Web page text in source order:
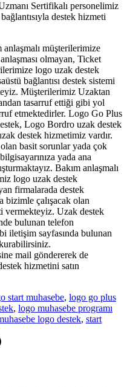
Sertifikalı personelimiz
destek hizmeti
müşterilerimize
olmayan, Ticket
logo uzak destek
bağlantısı destek sistemi
Müşterilerimiz Uzaktan
tasarruf ettiği gibi yol
etmektedirler. Logo Go Plus
Logo Bordro uzak destek
destek hizmetimiz vardır.
basit sorunlar yada çok
yada ana
Bakım anlaşmalı
logo uzak destek
firmalarada destek
bizimle çalışacak olan
vermekteyiz. Uzak destek
bulunan telefon
iletişim sayfasında bulunan
mail göndererek de
hizmetini satın
start muhasebe, logo go plus
, logo muhasebe programı
logo destek, start